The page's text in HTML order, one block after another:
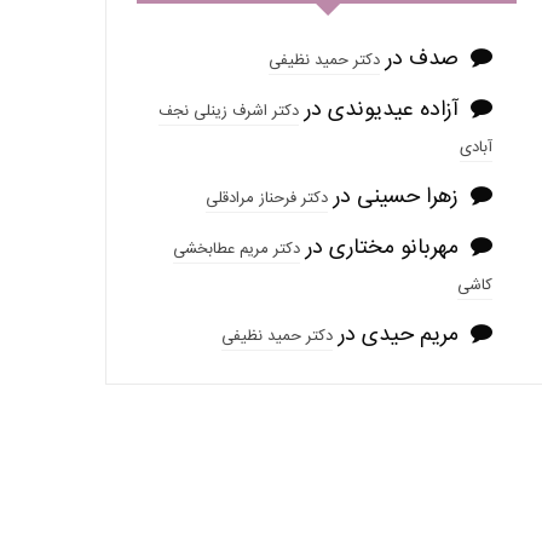
صدف دردکتر حمید نظیفی
آزاده عیدیوندی دردکتر اشرف زینلی نجف
آبادی
زهرا حسینی دردکتر فرحناز مرادقلی
مهربانو مختاری دردکتر مریم عطابخشی
کاشی
مریم حیدی دردکتر حمید نظیفی